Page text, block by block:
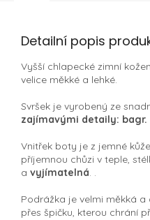
Detailní popis
Vyšší chlapecké zimní
velice měkké a lehké.
Svršek je vyrobený ze
zajímavými detaily: bagr.
Vnitřek boty je z jemné
příjemnou chůzi v teple,
a vyjímatelná. .
Podrážka je velmi měkká
přes špičku, kterou chrání